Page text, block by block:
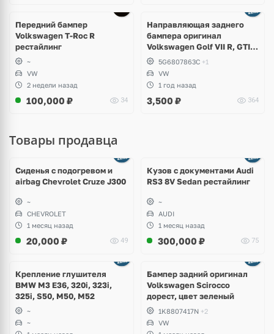
Передний бампер
Volkswagen T-Roc R
рестайлинг
~
VW
2 недели назад
100,000 ₽ 34
Направляющая заднего
бампера оригинал
Volkswagen Golf VII R, GTI,
e-Golf5G6807863C +1
VW
1 год назад
3,500 ₽ 364
Товары продавца
Сиденья с подогревом и
airbag Chevrolet Cruze J300
~
CHEVROLET
1 месяц назад
20,000 ₽ 49
Кузов с документами Audi
RS3 8V Sedan рестайлинг
~
AUDI
1 месяц назад
300,000 ₽ 75
Крепление глушителя
BMW M3 E36, 320i, 323i,
325i, S50, M50, M52
~
~
Бампер задний оригинал
Volkswagen Scirocco
дорест, цвет зеленый
1K8807417N +2
VW